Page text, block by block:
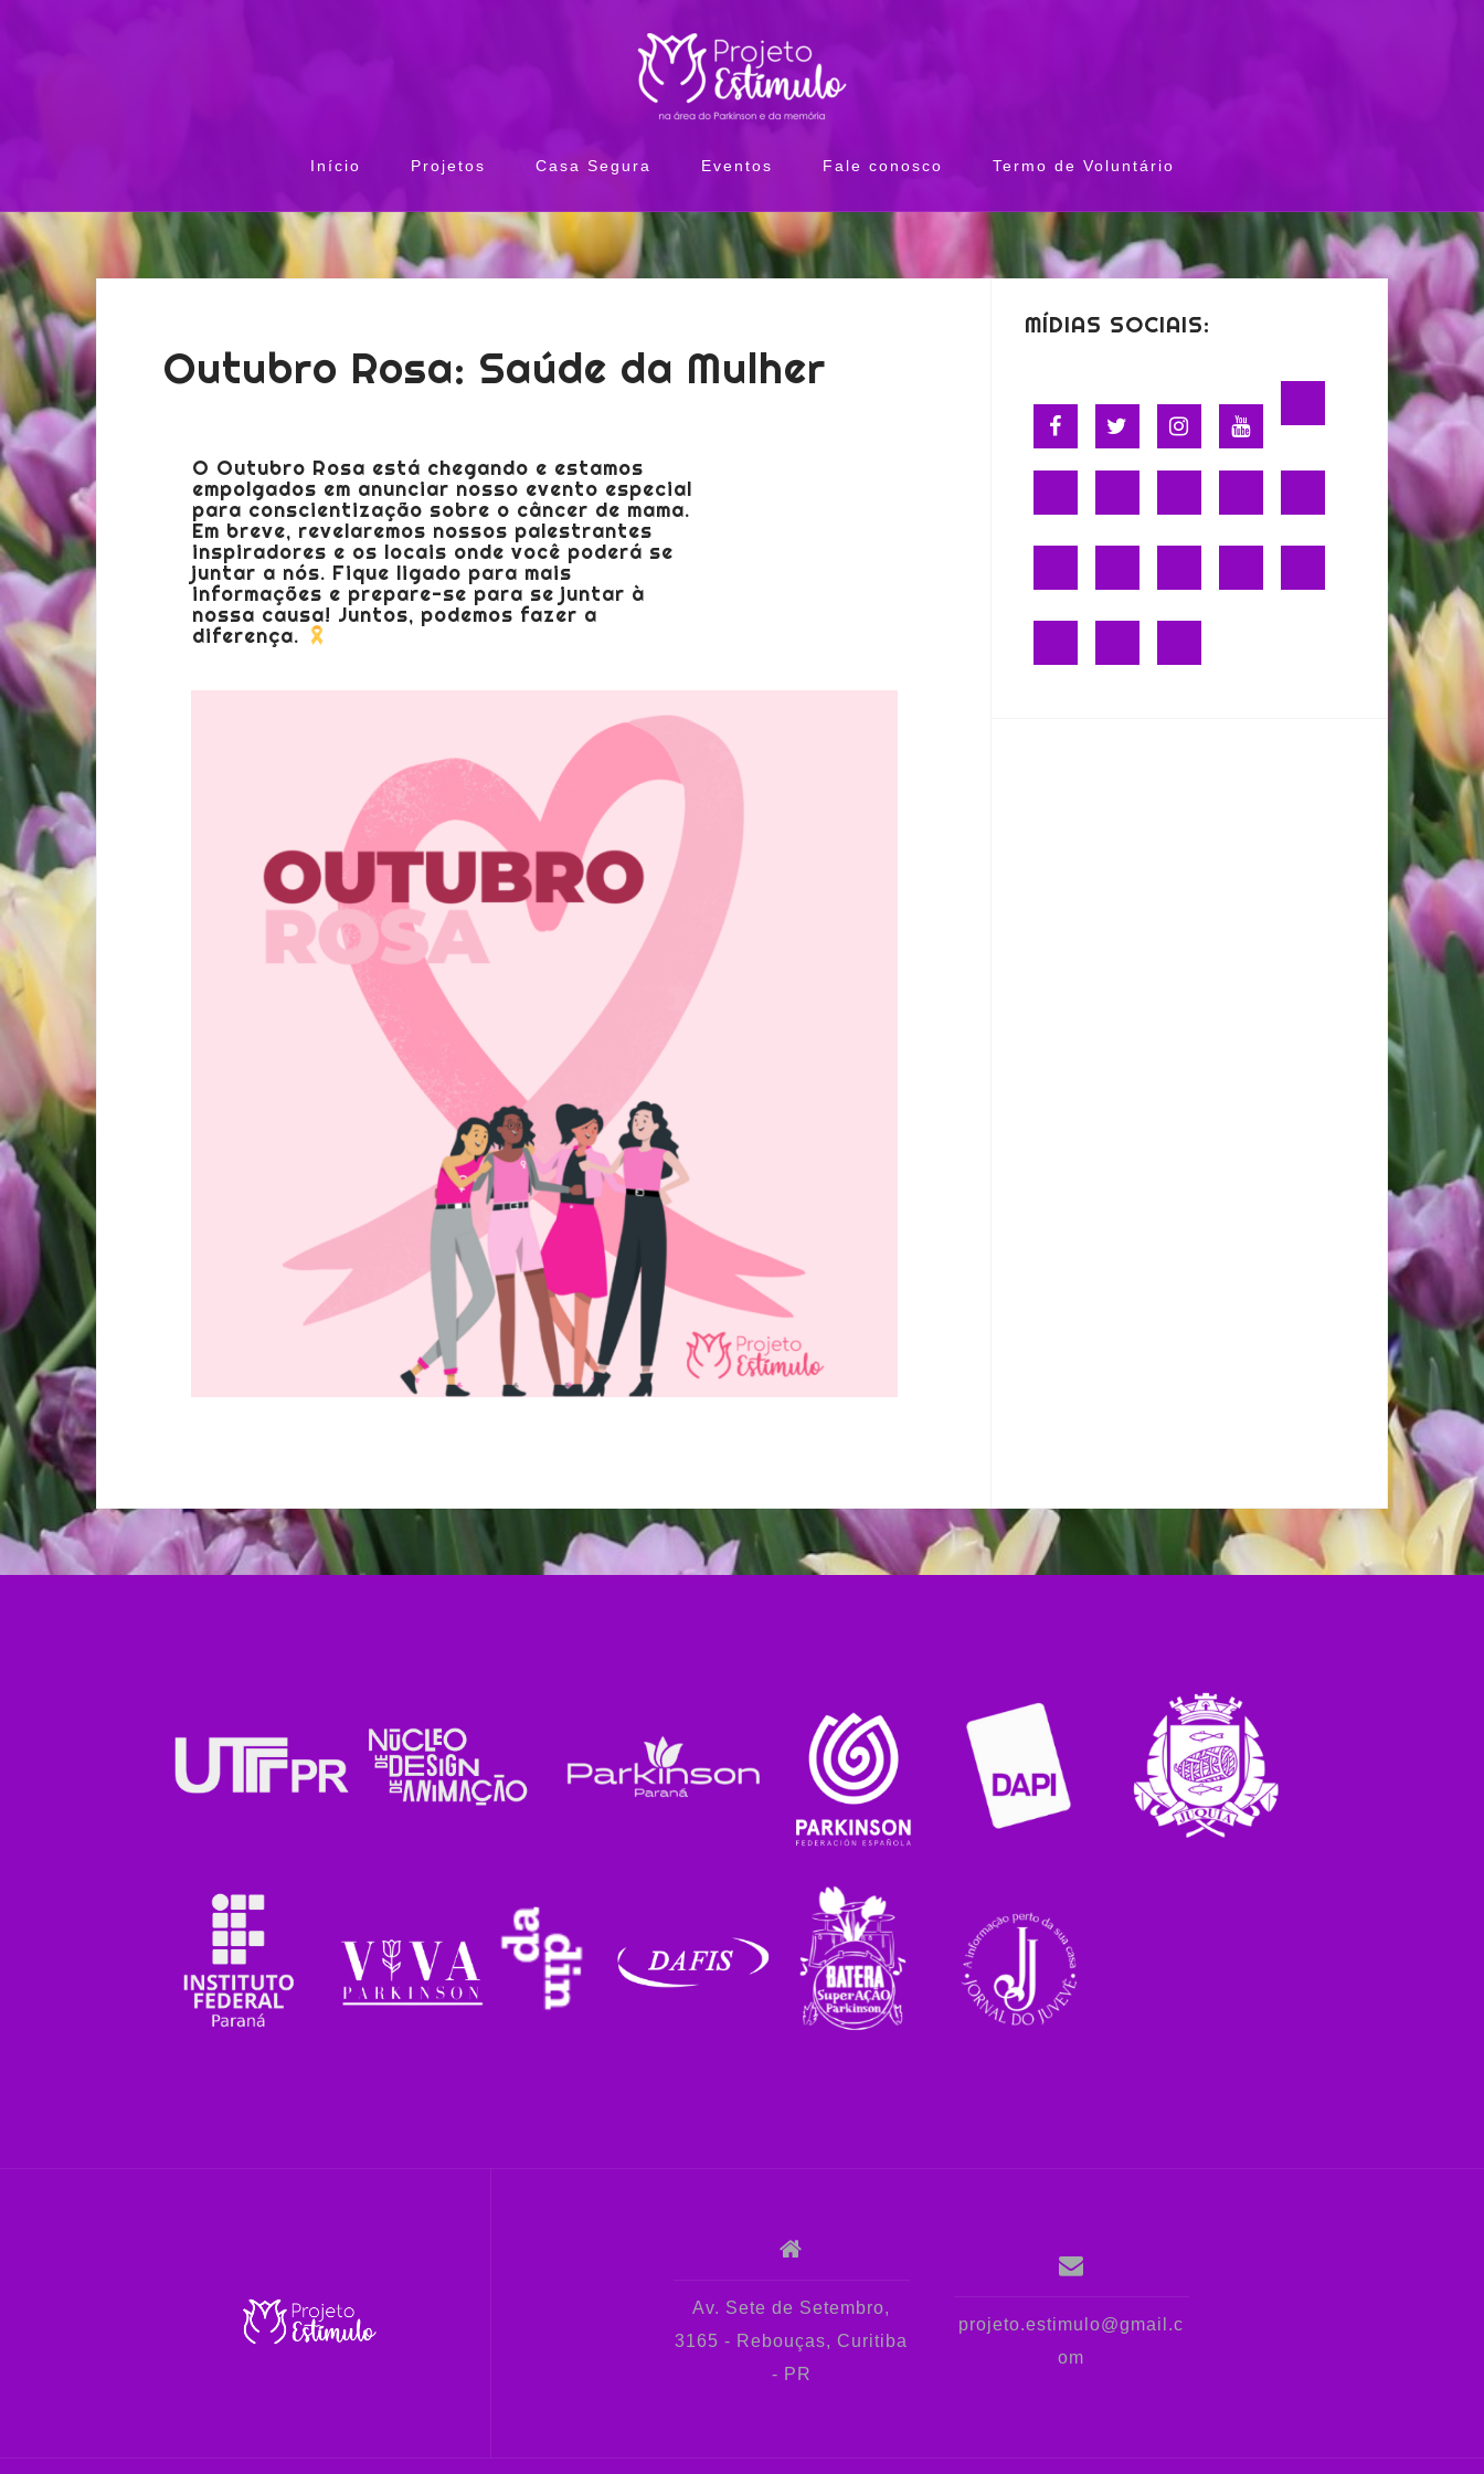
Início Projetos Casa Segura Eventos Fale conosco Termo de Voluntário
Outubro Rosa: Saúde da Mulher
O Outubro Rosa está chegando e estamos
empolgados em anunciar nosso evento especial
para conscientização sobre o câncer de mama.
Em breve, revelaremos nossos palestrantes
inspiradores e os locais onde você poderá se
juntar a nós. Fique ligado para mais
informações e prepare-se para se juntar à
nossa causa! Juntos, podemos fazer a
diferença.
MÍDIAS SOCIAIS:
Av. Sete de Setembro,
3165 - Rebouças, Curitiba
- PR
projeto.estimulo@gmail.c
om